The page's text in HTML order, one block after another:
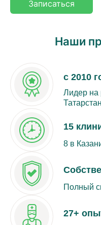
Записаться
Наши
с 2010
Лидер на
15
8 в
Полный
27+